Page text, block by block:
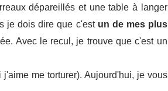
dépareillés et une table à langer
je dois dire que c'est un de mes plus
Avec le recul, je trouve que c'est un
me torturer). Aujourd'hui, je vous